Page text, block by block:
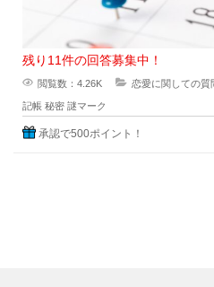
残り11件の回答募集中！
閲覧数：4.26K 恋愛に関しての質
記帳 秘密 謎マーク
承認で500ポイント！